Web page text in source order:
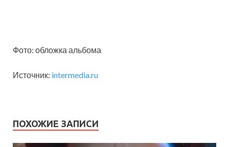
Фото: обложка альбома
Источник: intermedia.ru
ПОХОЖИЕ ЗАПИСИ